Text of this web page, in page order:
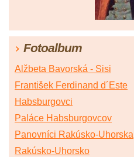
Fotoalbum
Alžbeta Bavorská - Sisi
František Ferdinand d´Este
Habsburgovci
Paláce Habsburgovcov
Panovníci Rakúsko-Uhorska
Rakúsko-Uhorsko